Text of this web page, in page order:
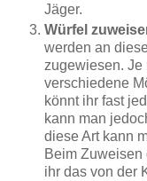
Jäger.
Würfel
werden an
zugewiesen. Je
verschiedene
könnt ihr fast
kann man
diese Art kann
Beim Zuweisen
ihr das von der